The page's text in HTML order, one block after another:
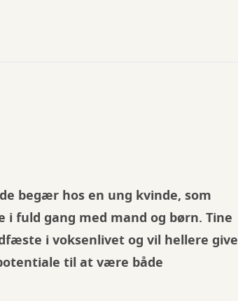
begær hos en ung kvinde, som
fuld gang med mand og børn. Tine
i voksenlivet og vil hellere give
til at være både